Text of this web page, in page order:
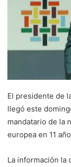
El presidente de
llegó este
mandatario de la
europea en 11
La información la